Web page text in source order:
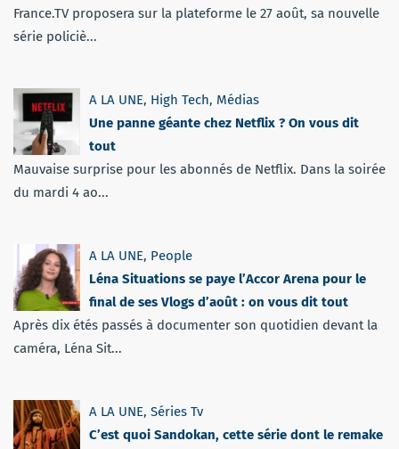
France.TV proposera sur la plateforme le 27 août, sa nouvelle
série policiè...
A LA UNE, High Tech, Médias
Une panne géante chez Netflix ? On vous dit
tout
Mauvaise surprise pour les abonnés de Netflix. Dans la soirée
du mardi 4 ao...
A LA UNE, People
Léna Situations se paye l’Accor Arena pour le
final de ses Vlogs d’août : on vous dit tout
Après dix étés passés à documenter son quotidien devant la
caméra, Léna Sit...
A LA UNE, Séries Tv
C’est quoi Sandokan, cette série dont le remake